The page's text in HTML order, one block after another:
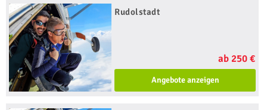
Rudolstadt
ab 250 €
Angebote anzeigen